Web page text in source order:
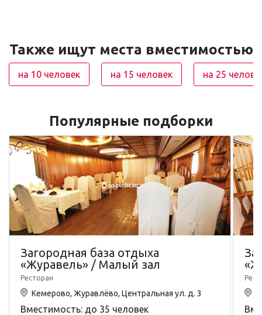
Также ищут места вместимостью
на 10 человек на 15 человек на 25
Популярные подборки
Загородная база отдыха
«Журавель» / Малый зал
Ресторан
Кемерово, Журавлёво, Центральная ул. д. 3
Вместимость: до 35 человек